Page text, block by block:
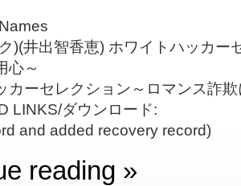
)(井出智香恵) ホワイトハッカー
心～
カーセレクション～ロマンス詐
LINKS/ダウンロード:
and added recovery record)
reading »